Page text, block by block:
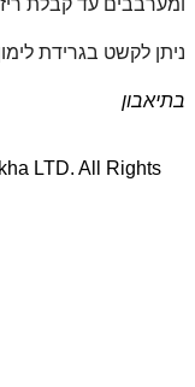
ניתן לקשט בגרידת
בתיאבון
LTD. All Rights